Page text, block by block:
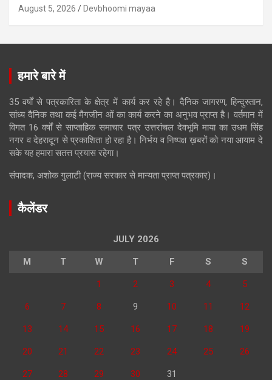
August 5, 2026 Devbhoomi mayaa
हमारे बारे में
35 वर्षों से पत्रकारिता के क्षेत्र में कार्य कर रहे है। दैनिक जागरण, हिन्दुस्तान,
सांध्य दैनिक तथा कई मैगजीन ओं का कार्य करने का अनुभव प्राप्त है। वर्तमान में
विगत 16 वर्षों से साप्ताहिक समाचार पत्र उत्तरांचल देवभूमि माया का उधम सिंह
नगर व देहरादून से प्रकाशिता हो रहा है। निर्भय व निष्पक्ष ख़बरों को नया आयाम दे
सके यह हमारा सतत्त प्रयास रहेगा।
संपादक, अशोक गुलाटी (राज्य सरकार से मान्यता प्राप्त पत्रकार)।
कैलेंडर
JULY 2026
M T W T F S S
1 2 3 4 5
6 7 8 9 10 11 12
13 14 15 16 17 18 19
20 21 22 23 24 25 26
27 28 29 30 31